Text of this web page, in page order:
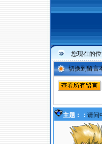
您现在的位
切换到留言
主题：： 请问